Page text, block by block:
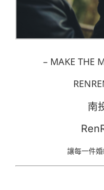
– MAKE THE
南
讓每一件